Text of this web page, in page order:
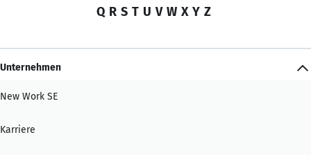
Q R S T U V W X Y Z
Unternehmen
New Work SE
Karriere